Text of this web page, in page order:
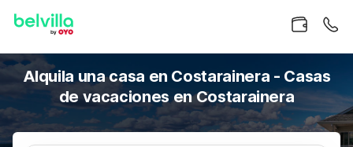
Alquila una casa en Costarainera - Casas
de vacaciones en Costarainera